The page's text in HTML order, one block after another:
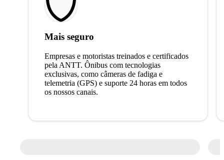
Mais seguro
Empresas e motoristas treinados e certificados
pela ANTT. Ônibus com tecnologias
exclusivas, como câmeras de fadiga e
telemetria (GPS) e suporte 24 horas em todos
os nossos canais.